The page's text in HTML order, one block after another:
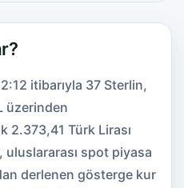
itibarıyla 37 Sterlin,
üzerinden
2.373,41 Türk Lirası
spot piyasa
derlenen gösterge kur